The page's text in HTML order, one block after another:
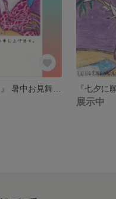
展示中